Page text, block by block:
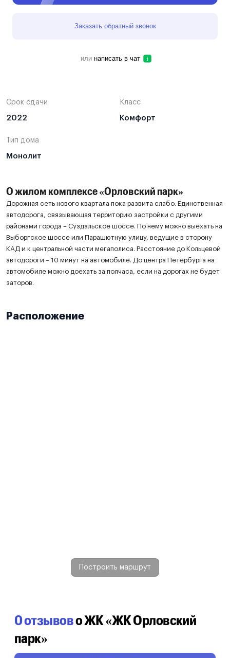
Заказать обратный звонок
или написать в чат
Срок сдачи
2022
Класс
Комфорт
Тип дома
Монолит
О жилом комплексе «Орловский парк»
Дорожная сеть нового квартала пока развита слабо. Единственная
автодорога, связывающая территорию застройки с другими
районами города – Суздальское шоссе. По нему можно выехать на
Выборгское шоссе или Парашютную улицу, ведущие в сторону
КАД и к центральной части мегаполиса. Расстояние до Кольцевой
автодороги – 10 минут на автомобиле. До центра Петербурга на
автомобиле можно доехать за полчаса, если на дорогах не будет
заторов.
Расположение
Построить маршрут
0 отзывово ЖК «ЖК Орловский
парк»